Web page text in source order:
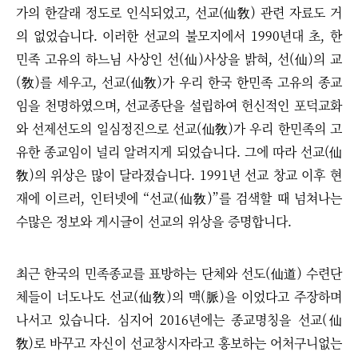
가의 한갈래 정도로 인식되었고, 선교(仙敎) 관련 자료도 거
의 없었습니다. 이러한 선교의 불모지에서 1990년대 초, 한
민족 고유의 하느님 사상인 선(仙)사상을 밝혀, 선(仙)의 교
(敎)를 세우고, 선교(仙敎)가 우리 한국 한민족 고유의 종교
임을 천명하였으며, 선교종단을 설립하여 헌신적인 포덕교화
와 선제선도의 일심정진으로 선교(仙敎)가 우리 한민족의 고
유한 종교임이 널리 알려지게 되었습니다. 그에 따라 선교(仙
敎)의 위상은 많이 달라졌습니다. 1991년 선교 창교 이후 현
재에 이르러, 인터넷에 “선교(仙敎)”를 검색할 때 넘쳐나는
수많은 정보와 게시글이 선교의 위상을 증명합니다.
최근 한국의 민족종교를 표방하는 단체와 선도(仙道) 수련단
체들이 너도나도 선교(仙敎)의 맥(脈)을 이었다고 주장하며
나서고 있습니다. 심지어 2016년에는 종교명칭을 선교(仙
敎)로 바꾸고 자신이 선교창시자라고 홍보하는 어처구니없는